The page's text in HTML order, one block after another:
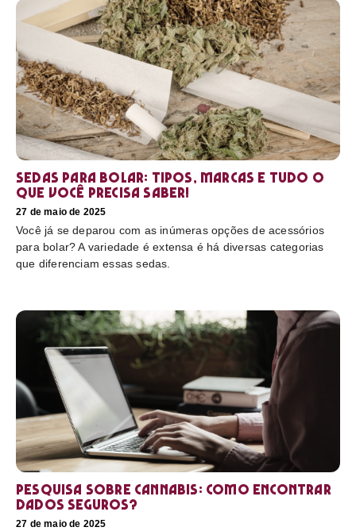
Sedas para bolar: tipos, marcas e tudo o
que você precisa saber!
27 de maio de 2025
Você já se deparou com as inúmeras opções de acessórios
para bolar? A variedade é extensa é há diversas categorias
que diferenciam essas sedas.
Pesquisa sobre cannabis: Como encontrar
dados seguros?
27 de maio de 2025